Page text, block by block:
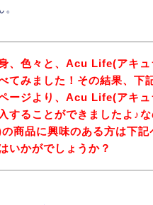
、色々と、Acu Life(アキュ
てみました！その結果、
ージより、Acu Life(アキ
することができましたよ♪
商品に興味のある方は下
いかがでしょうか？